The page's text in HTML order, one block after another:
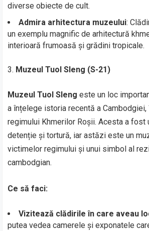
diverse obiecte de cult.
Admira arhitectura muzeului:
un exemplu magnific de arhitectură
interioară frumoasă și grădini tropicale.
Muzeul Tuol Sleng (S-21)
Muzeul Tuol Sleng este un loc
a înțelege istoria recentă a
regimului Khmerilor Roșii. Acesta a fost
detenție și tortură, iar astăzi este un
victimelor regimului și unui simbol al
cambodgian.
Ce să faci:
Vizitează clădirile în care aveau
putea vedea camerele și exponatele